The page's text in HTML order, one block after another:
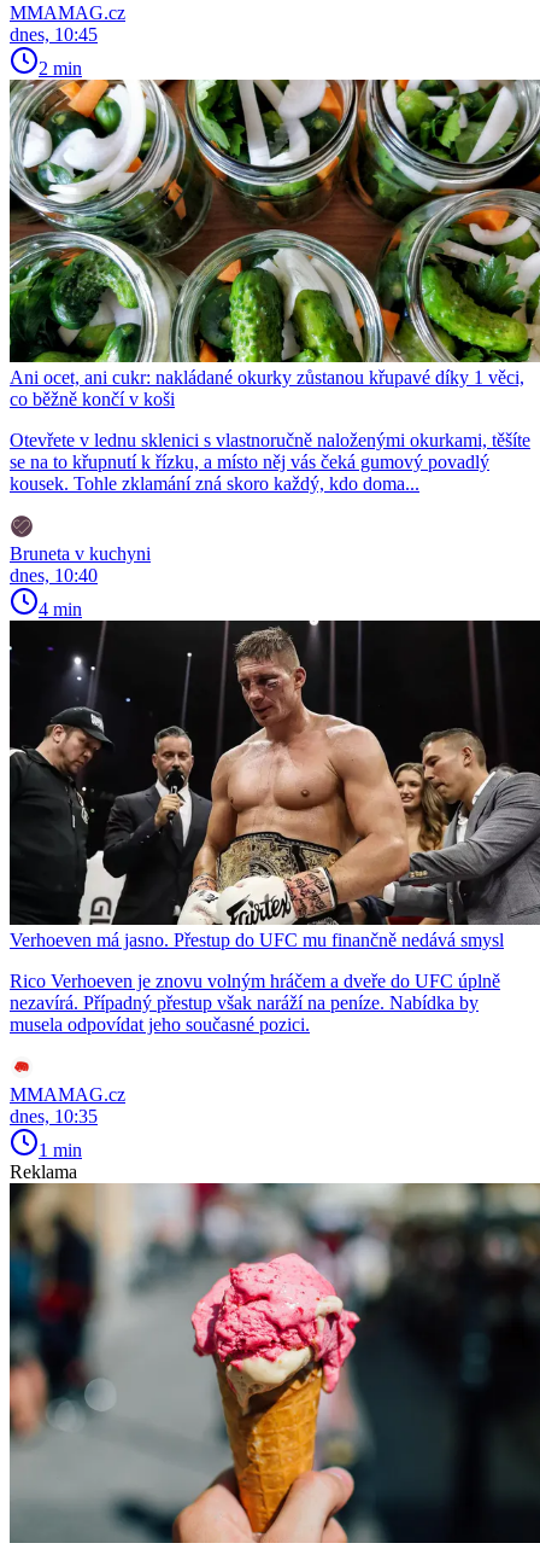
MMAMAG.cz
dnes, 10:45
2 min
Ani ocet, ani cukr: nakládané okurky zůstanou křupavé díky 1 věci,
co běžně končí v koši
Otevřete v lednu sklenici s vlastnoručně naloženými okurkami, těšíte
se na to křupnutí k řízku, a místo něj vás čeká gumový povadlý
kousek. Tohle zklamání zná skoro každý, kdo doma...
Bruneta v kuchyni
dnes, 10:40
4 min
Verhoeven má jasno. Přestup do UFC mu finančně nedává smysl
Rico Verhoeven je znovu volným hráčem a dveře do UFC úplně
nezavírá. Případný přestup však naráží na peníze. Nabídka by
musela odpovídat jeho současné pozici.
MMAMAG.cz
dnes, 10:35
1 min
Reklama